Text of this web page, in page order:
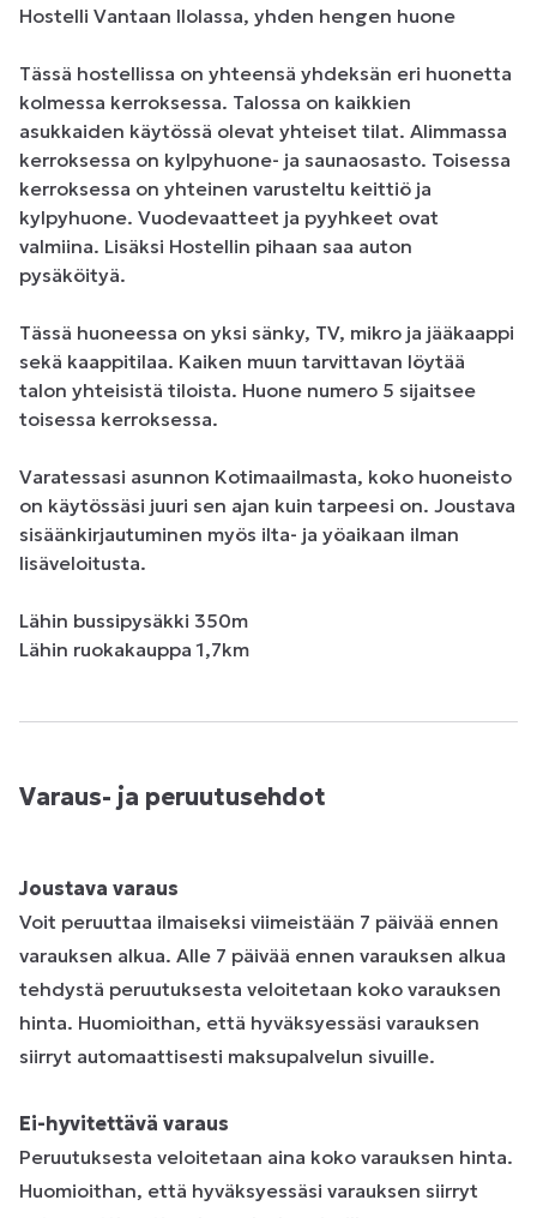
Hostelli Vantaan Ilolassa, yhden hengen huone
Tässä hostellissa on yhteensä yhdeksän eri huonetta
kolmessa kerroksessa. Talossa on kaikkien
asukkaiden käytössä olevat yhteiset tilat. Alimmassa
kerroksessa on kylpyhuone- ja saunaosasto. Toisessa
kerroksessa on yhteinen varusteltu keittiö ja
kylpyhuone. Vuodevaatteet ja pyyhkeet ovat
valmiina. Lisäksi Hostellin pihaan saa auton
pysäköityä.
Tässä huoneessa on yksi sänky, TV, mikro ja jääkaappi
sekä kaappitilaa. Kaiken muun tarvittavan löytää
talon yhteisistä tiloista. Huone numero 5 sijaitsee
toisessa kerroksessa.
Varatessasi asunnon Kotimaailmasta, koko huoneisto
on käytössäsi juuri sen ajan kuin tarpeesi on. Joustava
sisäänkirjautuminen myös ilta- ja yöaikaan ilman
lisäveloitusta.
Lähin bussipysäkki 350m
Lähin ruokakauppa 1,7km
Varaus- ja peruutusehdot
Joustava varaus
Voit peruuttaa ilmaiseksi viimeistään 7 päivää ennen
varauksen alkua. Alle 7 päivää ennen varauksen alkua
tehdystä peruutuksesta veloitetaan koko varauksen
hinta. Huomioithan, että hyväksyessäsi varauksen
siirryt automaattisesti maksupalvelun sivuille.
Ei-hyvitettävä varaus
Peruutuksesta veloitetaan aina koko varauksen hinta.
Huomioithan, että hyväksyessäsi varauksen siirryt